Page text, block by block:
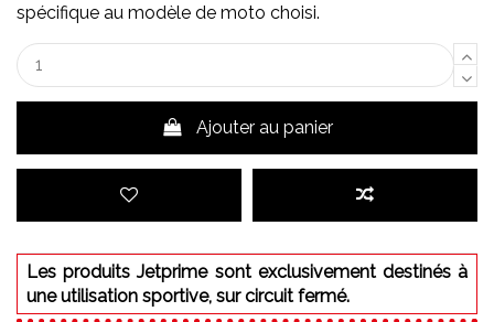
spécifique au modèle de moto choisi.
Ajouter au panier
Les produits Jetprime sont exclusivement destinés à
une utilisation sportive, sur circuit fermé.